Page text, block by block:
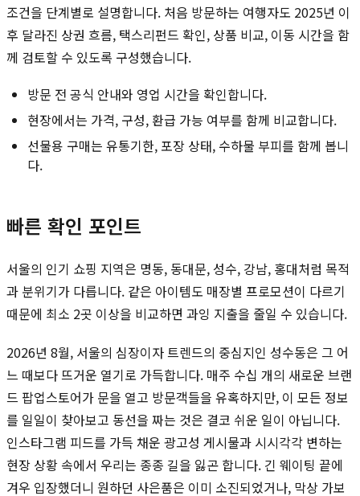
조건을 단계별로 설명합니다. 처음 방문하는 여행자도 2025년 이
후 달라진 상권 흐름, 택스리펀드 확인, 상품 비교, 이동 시간을 함
께 검토할 수 있도록 구성했습니다.
방문 전 공식 안내와 영업 시간을 확인합니다.
현장에서는 가격, 구성, 환급 가능 여부를 함께 비교합니다.
선물용 구매는 유통기한, 포장 상태, 수하물 부피를 함께 봅니
다.
빠른 확인 포인트
서울의 인기 쇼핑 지역은 명동, 동대문, 성수, 강남, 홍대처럼 목적
과 분위기가 다릅니다. 같은 아이템도 매장별 프로모션이 다르기
때문에 최소 2곳 이상을 비교하면 과잉 지출을 줄일 수 있습니다.
2026년 8월, 서울의 심장이자 트렌드의 중심지인 성수동은 그 어
느 때보다 뜨거운 열기로 가득합니다. 매주 수십 개의 새로운 브랜
드 팝업스토어가 문을 열고 방문객들을 유혹하지만, 이 모든 정보
를 일일이 찾아보고 동선을 짜는 것은 결코 쉬운 일이 아닙니다.
인스타그램 피드를 가득 채운 광고성 게시물과 시시각각 변하는
현장 상황 속에서 우리는 종종 길을 잃곤 합니다. 긴 웨이팅 끝에
겨우 입장했더니 원하던 사은품은 이미 소진되었거나, 막상 가보